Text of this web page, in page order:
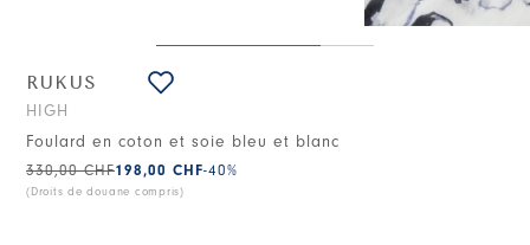
RUKUS
HIGH
Foulard en coton et soie bleu et blanc
198,00 CHF
330,00 CHF -40%
(Droits de douane compris)